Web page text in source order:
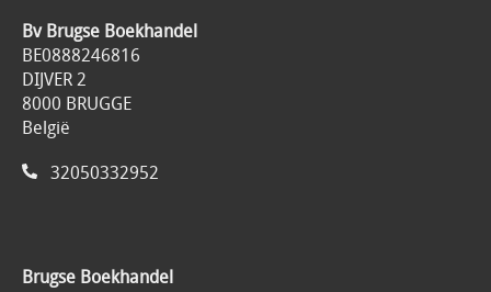
Bv Brugse Boekhandel
BE0888246816
DIJVER 2
8000 BRUGGE
België
32050332952
Brugse Boekhandel